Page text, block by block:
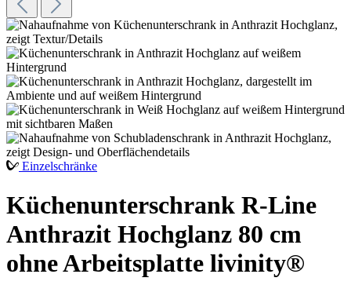
Einzelschränke
Küchenunterschrank R-Line
Anthrazit Hochglanz 80 cm
ohne Arbeitsplatte livinity®